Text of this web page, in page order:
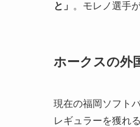
と」
。モレノ選手
ホークスの外
現在の福岡ソフト
レギュラーを獲れ